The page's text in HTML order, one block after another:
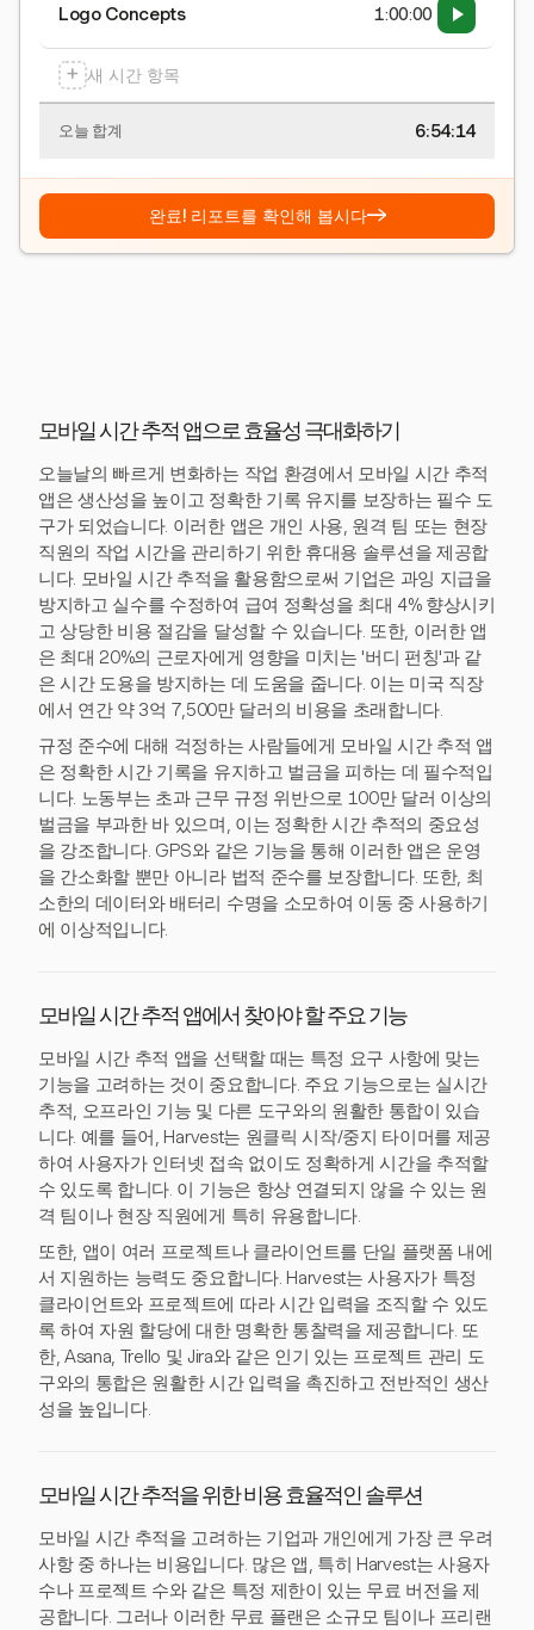
Logo Concepts 1:00:00
+ 새 시간 항목
오늘 합계 6:54:15
완료! 리포트를 확인해 봅시다→
모바일 시간 추적 앱으로 효율성 극대화하기
오늘날의 빠르게 변화하는 작업 환경에서 모바일 시간 추적
앱은 생산성을 높이고 정확한 기록 유지를 보장하는 필수 도
구가 되었습니다. 이러한 앱은 개인 사용, 원격 팀 또는 현장
직원의 작업 시간을 관리하기 위한 휴대용 솔루션을 제공합
니다. 모바일 시간 추적을 활용함으로써 기업은 과잉 지급을
방지하고 실수를 수정하여 급여 정확성을 최대 4% 향상시키
고 상당한 비용 절감을 달성할 수 있습니다. 또한, 이러한 앱
은 최대 20%의 근로자에게 영향을 미치는 '버디 펀칭'과 같
은 시간 도용을 방지하는 데 도움을 줍니다. 이는 미국 직장
에서 연간 약 3억 7,500만 달러의 비용을 초래합니다.
규정 준수에 대해 걱정하는 사람들에게 모바일 시간 추적 앱
은 정확한 시간 기록을 유지하고 벌금을 피하는 데 필수적입
니다. 노동부는 초과 근무 규정 위반으로 100만 달러 이상의
벌금을 부과한 바 있으며, 이는 정확한 시간 추적의 중요성
을 강조합니다. GPS와 같은 기능을 통해 이러한 앱은 운영
을 간소화할 뿐만 아니라 법적 준수를 보장합니다. 또한, 최
소한의 데이터와 배터리 수명을 소모하여 이동 중 사용하기
에 이상적입니다.
모바일 시간 추적 앱에서 찾아야 할 주요 기능
모바일 시간 추적 앱을 선택할 때는 특정 요구 사항에 맞는
기능을 고려하는 것이 중요합니다. 주요 기능으로는 실시간
추적, 오프라인 기능 및 다른 도구와의 원활한 통합이 있습
니다. 예를 들어, Harvest는 원클릭 시작/중지 타이머를 제공
하여 사용자가 인터넷 접속 없이도 정확하게 시간을 추적할
수 있도록 합니다. 이 기능은 항상 연결되지 않을 수 있는 원
격 팀이나 현장 직원에게 특히 유용합니다.
또한, 앱이 여러 프로젝트나 클라이언트를 단일 플랫폼 내에
서 지원하는 능력도 중요합니다. Harvest는 사용자가 특정
클라이언트와 프로젝트에 따라 시간 입력을 조직할 수 있도
록 하여 자원 할당에 대한 명확한 통찰력을 제공합니다. 또
한, Asana, Trello 및 Jira와 같은 인기 있는 프로젝트 관리 도
구와의 통합은 원활한 시간 입력을 촉진하고 전반적인 생산
성을 높입니다.
모바일 시간 추적을 위한 비용 효율적인 솔루션
모바일 시간 추적을 고려하는 기업과 개인에게 가장 큰 우려
사항 중 하나는 비용입니다. 많은 앱, 특히 Harvest는 사용자
수나 프로젝트 수와 같은 특정 제한이 있는 무료 버전을 제
공합니다. 그러나 이러한 무료 플랜은 소규모 팀이나 프리랜